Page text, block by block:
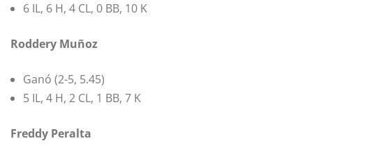
6 IL, 6 H, 4 CL, 0 BB, 10 K
Roddery Muñoz
Ganó (2-5, 5.45)
5 IL, 4 H, 2 CL, 1 BB, 7 K
Freddy Peralta